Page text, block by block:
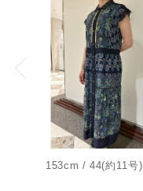
153cm / 44(約11号)